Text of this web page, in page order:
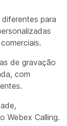
para
de gravação
com
Webex Calling.